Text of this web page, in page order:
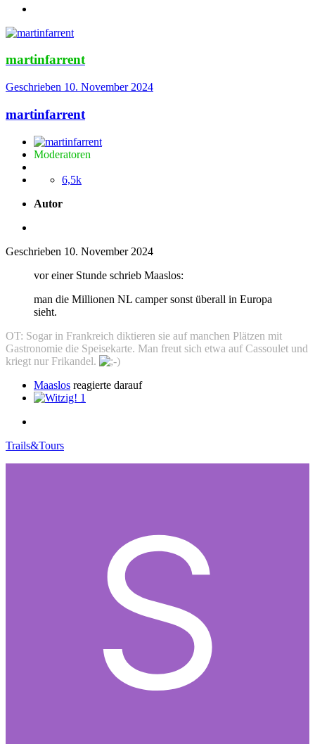
martinfarrent
Geschrieben 10. November 2024
martinfarrent
Moderatoren
6,5k
Autor
Geschrieben 10. November 2024
vor einer Stunde schrieb Maaslos:
man die Millionen NL camper sonst überall in Europa
sieht.
OT: Sogar in Frankreich diktieren sie auf manchen Plätzen mit
Gastronomie die Speisekarte. Man freut sich etwa auf Cassoulet und
kriegt nur Frikandel.
Maaslos reagierte darauf
1
Trails&Tours